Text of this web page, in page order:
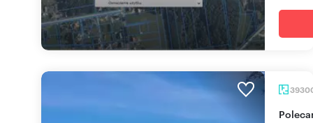
Polecam działkę rolną 39 300 m² w